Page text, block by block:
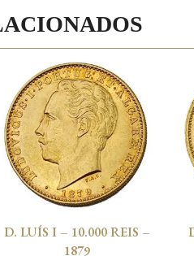
D. LUÍS I – 10.000 REIS –
1879